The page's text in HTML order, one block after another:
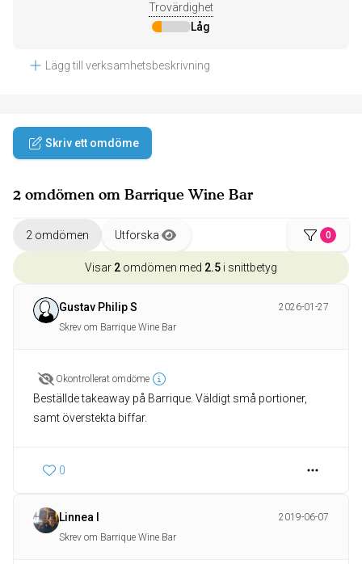
Trovärdighet
Låg
Lägg till verksamhetsbeskrivning
Skriv ett omdöme
2 omdömen om Barrique Wine Bar
2 omdömen Utforska 0
Visar 2 omdömen med 2.5 i snittbetyg
Gustav Philip S
2026-01-27
Skrev om Barrique Wine Bar
Okontrollerat omdöme
Beställde takeaway på Barrique. Väldigt små portioner,
samt överstekta biffar.
0
Linnea I
2019-06-07
Skrev om Barrique Wine Bar